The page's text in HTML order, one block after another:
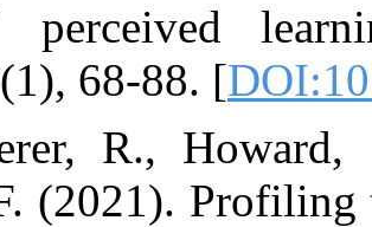
students'
JALN, 7(1),
34.
Siddiq, F.